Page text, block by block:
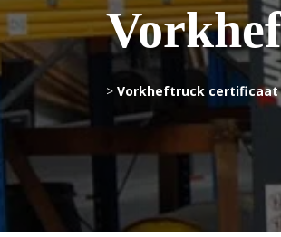
> Vorkheftruck certificaat